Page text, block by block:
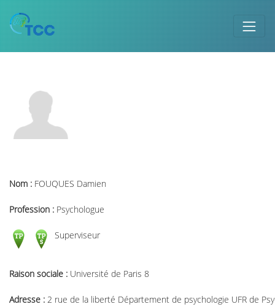
Nom : FOUQUES Damien
Profession : Psychologue
Superviseur
Raison sociale : Université de Paris 8
Adresse : 2 rue de la liberté Département de psychologie UFR de